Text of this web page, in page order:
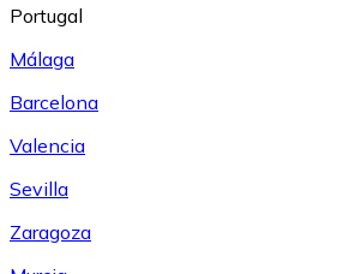
Portugal
Málaga
Barcelona
Valencia
Sevilla
Zaragoza